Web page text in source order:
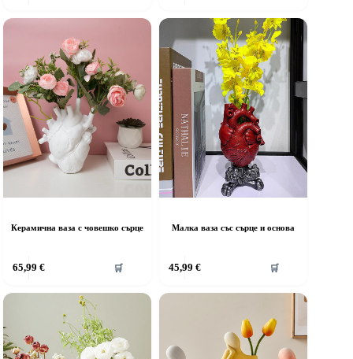
Керамична ваза с човешко сърце
65,99 € 🛒
Малка ваза със сърце и основа
45,99 € 🛒